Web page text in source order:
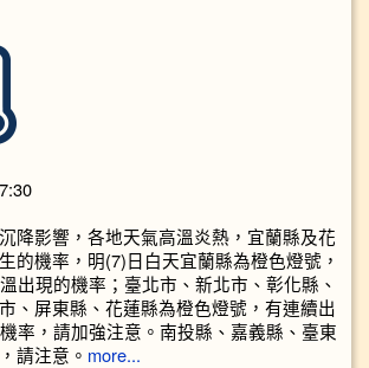
降影響，各地天氣高溫炎熱，宜蘭縣及花
的機率，明(7)日白天宜蘭縣為橙色燈號，
出現的機率；臺北市、新北市、彰化縣、
、屏東縣、花蓮縣為橙色燈號，有連續出
率，請加強注意。南投縣、嘉義縣、臺東
請注意。 more...